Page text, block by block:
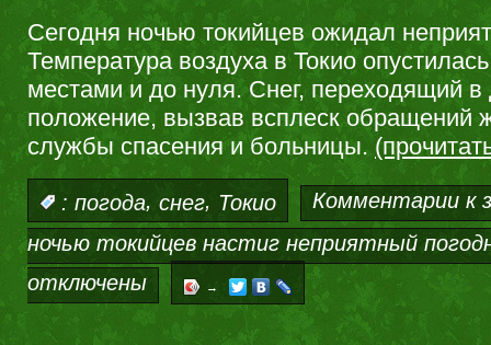
Сегодня ночью токийцев ожидал
Температура воздуха в Токио
местами и до нуля. Снег, переходящий в
положение, вызвав всплеск обращений
службы спасения и больницы.
: погода, снег, Токио Комментарии к
ночью токийцев настиг неприятный
отключены
→